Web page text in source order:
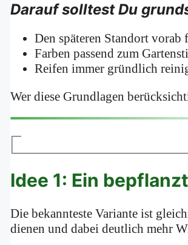
Darauf solltest Du
Den späteren Standort vorab
Farben passend zum
Reifen immer gründlich
Wer diese Grundlagen
Idee 1: Ein
Die bekannteste Variante ist
dienen und dabei deutlich mehr